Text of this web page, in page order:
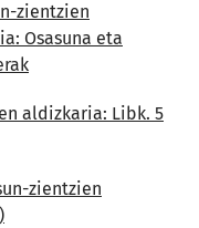
zientzien
Osasuna eta
aldizkaria: Libk. 5
zientzien